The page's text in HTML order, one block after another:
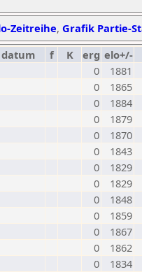
Zeitreihe, Grafik Partie-
datum f K erg elo+/-
0
1881
0
1865
0
1884
0
1879
0
1870
0
1843
0
1829
0
1829
0
1848
0
1859
0
1867
0
1862
0
1834